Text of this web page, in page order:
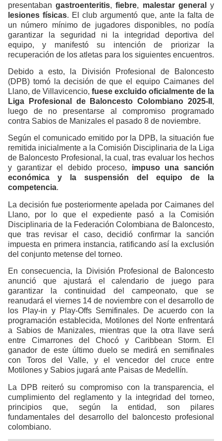
presentabangastroenteritis,fiebre, malestar general
y
lesiones físicas. El club argumentó que, ante la falta de
un número mínimo de jugadores disponibles, no podía
garantizar la seguridad ni la integridad deportiva del
equipo, y manifestó su intención de priorizar la
recuperación de los atletas para los siguientes encuentros.
Debido a esto, la División Profesional de Baloncesto
(DPB) tomó la decisión de que el equipo Caimanes del
Llano, de Villavicencio, fuese excluido oficialmente de la
Liga Profesional de Baloncesto Colombiano 2025-II ,
luego de no presentarse al compromiso programado
contra Sabios de Manizales el pasado 8 de noviembre.
Según el comunicado emitido por la DPB, la situación fue
remitida inicialmente a la Comisión Disciplinaria de la Liga
de Baloncesto Profesional, la cual, tras evaluar los hechos
y garantizar el debido proceso, impuso una sanción
económica y la suspensión del equipo de la
competencia.
La decisión fue posteriormente apelada por Caimanes del
Llano, por lo que el expediente pasó a la Comisión
Disciplinaria de la Federación Colombiana de Baloncesto,
que tras revisar el caso, decidió confirmar la sanción
impuesta en primera instancia, ratificando así la exclusión
del conjunto metense del torneo.
En consecuencia, la División Profesional de Baloncesto
anunció que ajustará el calendario de juego para
garantizar la continuidad del campeonato, que se
reanudará el viernes 14 de noviembre con el desarrollo de
los Play-in y Play-Offs Semifinales. De acuerdo con la
programación establecida, Motilones del Norte enfrentará
a Sabios de Manizales, mientras que la otra llave será
entre Cimarrones del Chocó y Caribbean Storm. El
ganador de este último duelo se medirá en semifinales
con Toros del Valle, y el vencedor del cruce entre
Motilones y Sabios jugará ante Paisas de Medellín.
La DPB reiteró su compromiso con la transparencia, el
cumplimiento del reglamento y la integridad del torneo,
principios que, según la entidad, son pilares
fundamentales del desarrollo del baloncesto profesional
colombiano.